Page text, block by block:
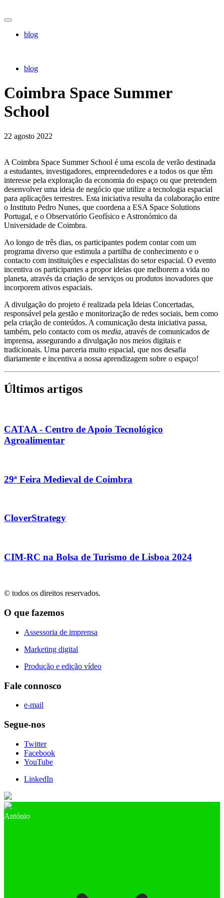
blog
blog
Coimbra Space Summer
School
22 agosto 2022
A Coimbra Space Summer School é uma escola de verão destinada
a estudantes, investigadores, empreendedores e a todos os que têm
interesse pela exploração da economia do espaço ou que pretendem
desenvolver uma ideia de negócio que utilize a tecnologia espacial
para aplicações terrestres. Esta iniciativa resulta da colaboração entre
o Instituto Pedro Nunes, que coordena a ESA Space Solutions
Portugal, e o Observatório Geofísico e Astronómico da
Universidade de Coimbra.
Ao longo de três dias, os participantes podem contar com um
programa diverso que estimula a partilha de conhecimento e o
contacto com instituições e especialistas do setor espacial. O evento
incentiva os participantes a propor ideias que melhorem a vida no
planeta, através da criação de serviços ou produtos inovadores que
incorporem ativos espaciais.
A divulgação do projeto é realizada pela Ideias Concertadas,
responsável pela gestão e monitorização de redes sociais, bem como
pela criação de conteúdos. A comunicação desta iniciativa passa,
também, pelo contacto com os media, através de comunicados de
imprensa, assegurando a divulgação nos meios digitais e
tradicionais. Uma parceria muito espacial, que nos desafia
diariamente e incentiva a nossa aprendizagem sobre o espaço!
Últimos artigos
CATAA - Centro de Apoio Tecnológico
Agroalimentar
29ª Feira Medieval de Coimbra
CloverStrategy
CIM-RC na Bolsa de Turismo de Lisboa 2024
© todos os direitos reservados.
O que fazemos
Assessoria de imprensa
Marketing digital
Produção e edição vídeo
Fale connosco
e-mail
Segue-nos
Twitter
Facebook
YouTube
LinkedIn
António